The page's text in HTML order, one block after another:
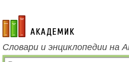
academic.ru
Словари и энциклопедии на